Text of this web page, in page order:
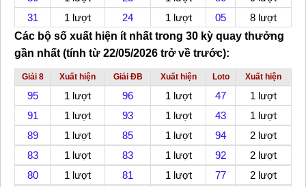
31
1 lượt 24 1 lượt 05
8 lượt
Các bộ số xuất hiện ít nhất trong 30 kỳ quay thưởng
gần nhất (tính từ 22/05/2026 trở về trước):
Giải 8 Xuất hiện Giải ĐB Xuất hiện Loto Xuất hiện
95 1 lượt 96 1 lượt 47
1 lượt
91
1 lượt 93 1 lượt 43
1 lượt
89
1 lượt 85 1 lượt 94
2 lượt
83
1 lượt 83 1 lượt 92
2 lượt
80
1 lượt 81 1 lượt 77
2 lượt